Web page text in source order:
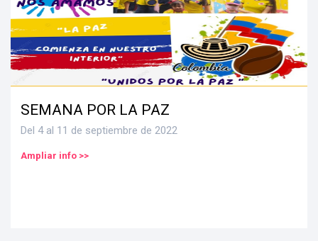
SEMANA POR LA PAZ
Del 4 al 11 de septiembre de 2022
Ampliar info >>